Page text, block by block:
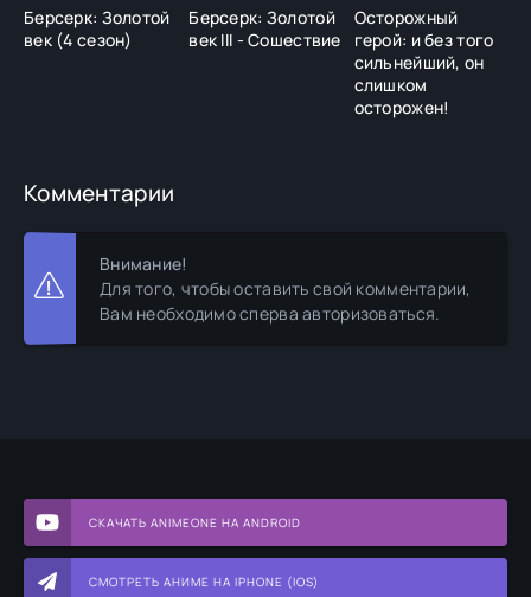
СКАЧАТЬ ANIMEONE НА ANDROID
СМОТРЕТЬ АНИМЕ НА IPHONE (IOS)
Берсерк: Золотой
век (4 сезон)
Берсерк: Золотой
век III - Сошествие
Осторожный
герой: и без того
сильнейший, он
слишком
осторожен!
Комментарии
Внимание!
Для того, чтобы оставить свой комментарии,
Вам необходимо сперва авторизоваться.